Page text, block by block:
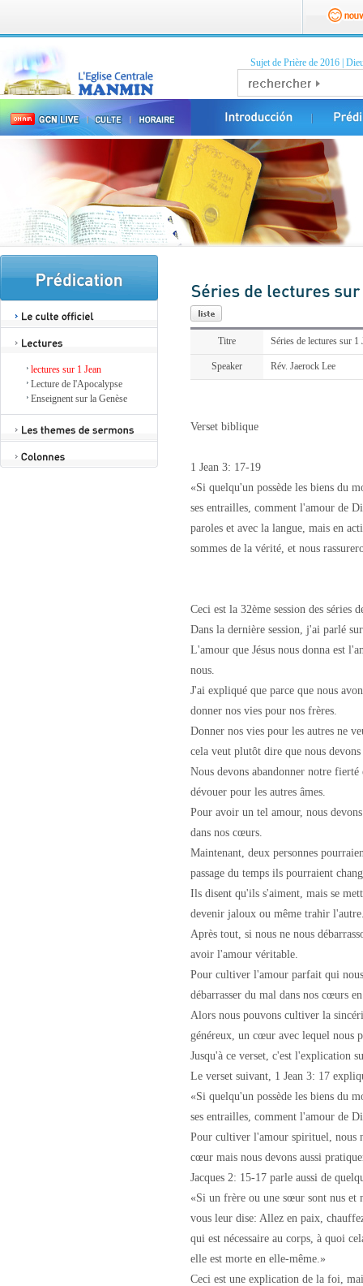
Sujet de Prière de 2016
lectures sur 1 Jean
Lecture de l'Apocalypse
Enseignent sur la Genèse
Titre Séries de lectures sur 1
Speaker Rév. Jaerock Lee
Verset biblique
1 Jean 3: 17-19
«Si quelqu'un possède les biens du
ses entrailles, comment l'amour de
paroles et avec la langue, mais en
sommes de la vérité, et nous
Ceci est la 32ème session des séries
Dans la dernière session, j'ai parlé
L'amour que Jésus nous donna est
nous.
J'ai expliqué que parce que nous
donner nos vies pour nos frères.
Donner nos vies pour les autres ne
cela veut plutôt dire que nous
Nous devons abandonner notre
dévouer pour les autres âmes.
Pour avoir un tel amour, nous
dans nos cœurs.
Maintenant, deux personnes
passage du temps ils pourraient
Ils disent qu'ils s'aiment, mais se
devenir jaloux ou même trahir
Après tout, si nous ne nous
avoir l'amour véritable.
Pour cultiver l'amour parfait qui
débarrasser du mal dans nos cœurs
Alors nous pouvons cultiver la
généreux, un cœur avec lequel nous
Jusqu'à ce verset, c'est l'explication
Le verset suivant, 1 Jean 3: 17
«Si quelqu'un possède les biens du
ses entrailles, comment l'amour de
Pour cultiver l'amour spirituel, nous
cœur mais nous devons aussi
Jacques 2: 15-17 parle aussi de
«Si un frère ou une sœur sont nus et
vous leur dise: Allez en paix,
qui est nécessaire au corps, à quoi
elle est morte en elle-même.»
Ceci est une explication de la foi,